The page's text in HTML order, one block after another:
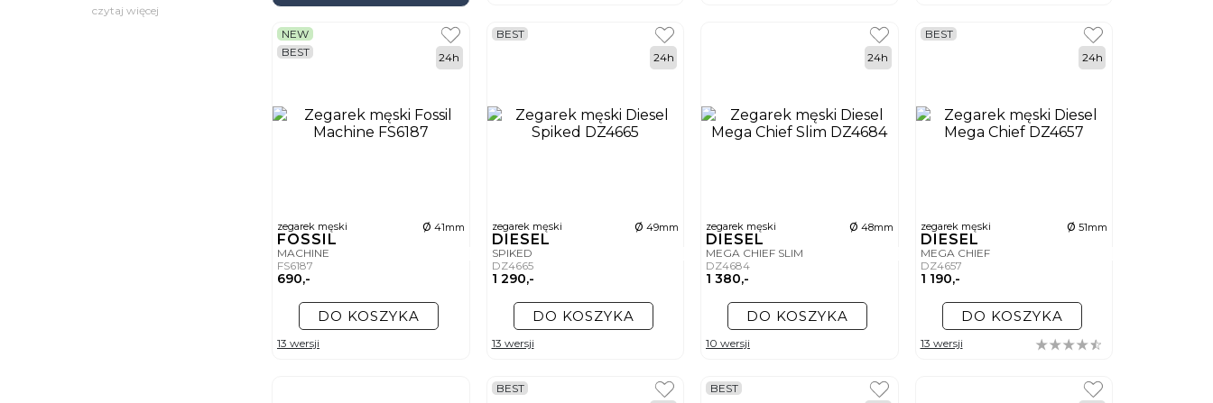
czytaj więcej
zegarek męski ø 41mm
FOSSIL
MACHINE
FS6187
690,-
NEW
BEST
24h
DO KOSZYKA
13 wersji
zegarek męski ø 49mm
DIESEL
SPIKED
DZ4665
1 290,-
BEST
24h
DO KOSZYKA
13 wersji
zegarek męski ø 48mm
DIESEL
MEGA CHIEF SLIM
DZ4684
1 380,-
24h
DO KOSZYKA
10 wersji
zegarek męski ø 51mm
DIESEL
MEGA CHIEF
DZ4657
1 190,-
BEST
24h
DO KOSZYKA
13 wersji
BEST
BEST